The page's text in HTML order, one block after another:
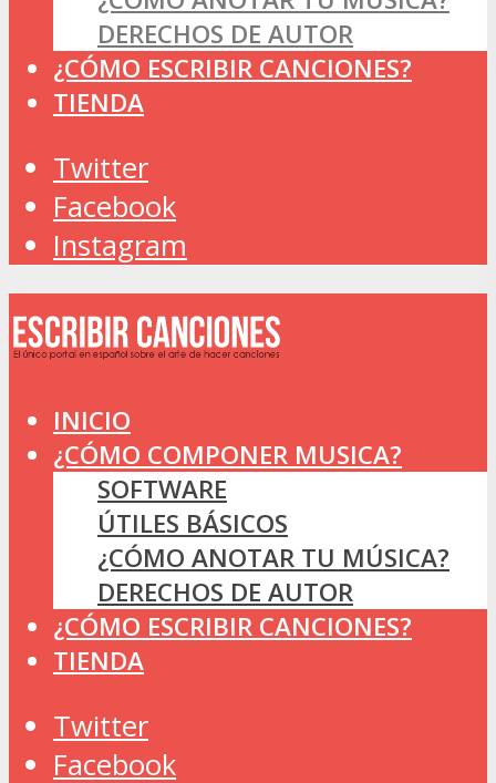
DERECHOS DE AUTOR
¿CÓMO ESCRIBIR CANCIONES?
TIENDA
Twitter
Facebook
Instagram
INICIO
¿CÓMO COMPONER MUSICA?
SOFTWARE
ÚTILES BÁSICOS
¿CÓMO ANOTAR TU MÚSICA?
DERECHOS DE AUTOR
¿CÓMO ESCRIBIR CANCIONES?
TIENDA
Twitter
Facebook